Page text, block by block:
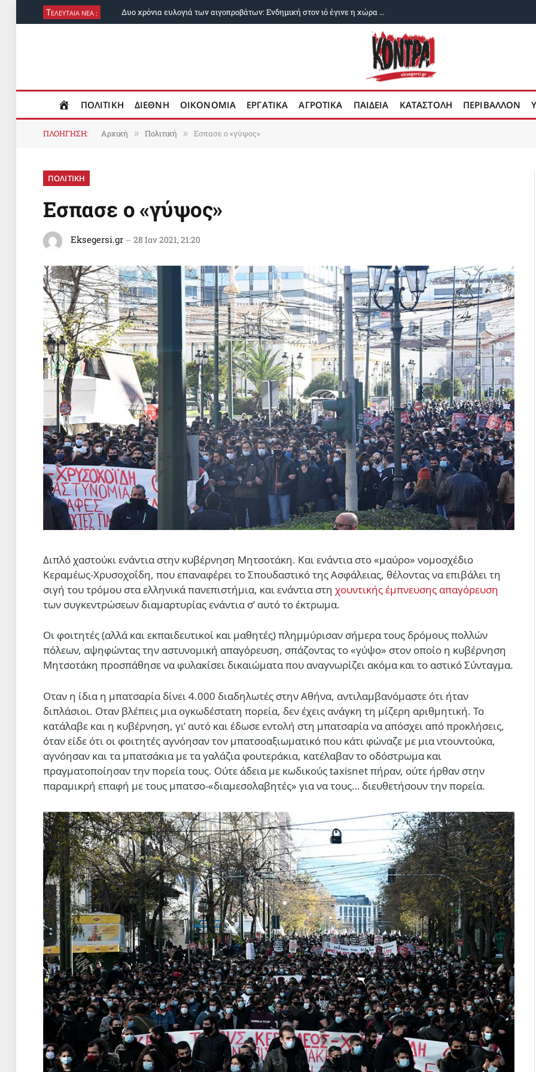
ΤΕΛΕΥΤΑΙΑ ΝΕΑ : Δυο χρόνια ευλογιά των αιγοπροβάτων: Ενδημική στον ιό έγινε η χώρα μας
ΠΟΛΙΤΙΚΗ ΔΙΕΘΝΗ ΟΙΚΟΝΟΜΙΑ ΕΡΓΑΤΙΚΑ ΑΓΡΟΤΙΚΑ ΠΑΙΔΕΙΑ ΚΑΤΑΣΤΟΛΗ ΠΕΡΙΒΑΛΛΟΝ
ΠΛΟΗΓΗΣΗ: Αρχική » Πολιτική » Εσπασε ο «γύψος»
ΠΟΛΙΤΙΚΗ
Εσπασε ο «γύψος»
Eksegersi.gr 28 Ιαν 2021, 21:20
Διπλό χαστούκι ενάντια στην κυβέρνηση Μητσοτάκη. Και ενάντια στο «μαύρο» νομοσχέδιο
Κεραμέως-Χρυσοχοΐδη, που επαναφέρει το Σπουδαστικό της Ασφάλειας, θέλοντας να επιβάλει τη
σιγή του τρόμου στα ελληνικά πανεπιστήμια, και ενάντια στη χουντικής έμπνευσης απαγόρευση
των συγκεντρώσεων διαμαρτυρίας ενάντια σ’ αυτό το έκτρωμα.
Οι φοιτητές (αλλά και εκπαιδευτικοί και μαθητές) πλημμύρισαν σήμερα τους δρόμους πολλών
πόλεων, αψηφώντας την αστυνομική απαγόρευση, σπάζοντας το «γύψο» στον οποίο η κυβέρνηση
Μητσοτάκη προσπάθησε να φυλακίσει δικαιώματα που αναγνωρίζει ακόμα και το αστικό Σύνταγμα.
Οταν η ίδια η μπατσαρία δίνει 4.000 διαδηλωτές στην Αθήνα, αντιλαμβανόμαστε ότι ήταν
διπλάσιοι. Οταν βλέπεις μια ογκωδέστατη πορεία, δεν έχεις ανάγκη τη μίζερη αριθμητική. Το
κατάλαβε και η κυβέρνηση, γι’ αυτό και έδωσε εντολή στη μπατσαρία να απόσχει από προκλήσεις,
όταν είδε ότι οι φοιτητές αγνόησαν τον μπατσοαξιωματικό που κάτι φώναζε με μια ντουντούκα,
αγνόησαν και τα μπατσάκια με τα γαλάζια φουτεράκια, κατέλαβαν το οδόστρωμα και
πραγματοποίησαν την πορεία τους. Ούτε άδεια με κωδικούς taxisnet πήραν, ούτε ήρθαν στην
παραμικρή επαφή με τους μπατσο-«διαμεσολαβητές» για να τους… διευθετήσουν την πορεία.